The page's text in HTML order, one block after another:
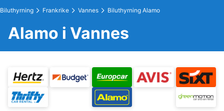
Biluthyrning Frankrike Vannes Biluthyrning Alamo
Alamo i Vannes